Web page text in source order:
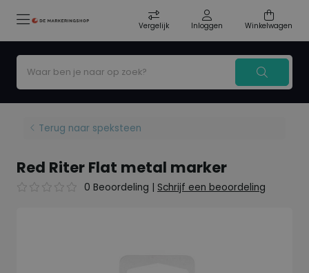
Vergelijk Inloggen Winkelwagen
Terug naar speksteen
Red Riter Flat metal marker
0 Beoordeling | Schrijf een beoordeling